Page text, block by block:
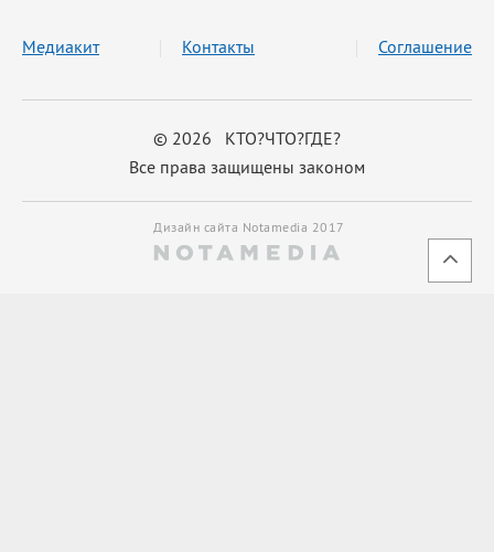
© 2026 КТО?ЧТО?ГДЕ?
Все права защищены законом
Медиакит Контакты Соглашение
Дизайн сайта Notamedia 2017